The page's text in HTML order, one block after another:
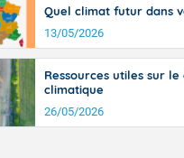
Quel climat futur dans
13/05/2026
Ressources utiles sur
climatique
26/05/2026